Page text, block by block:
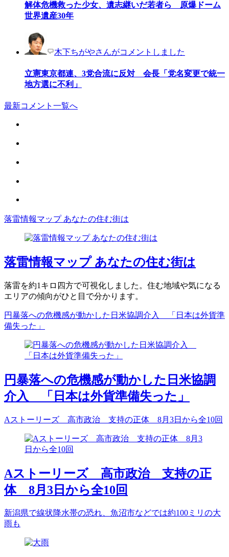
解体危機救った少女、遺志継いだ若者ら 原爆ドーム
世界遺産30年
木下ちがやさんがコメントしました
立憲東京都連、3党合流に反対 会長「党名変更で統一
地方選に不利」
最新コメント一覧へ
落雷情報マップ あなたの住む街は
落雷情報マップ あなたの住む街は
落雷を約1キロ四方で可視化しました。住む地域や気になる
エリアの傾向がひと目で分かります。
円暴落への危機感が動かした日米協調介入 「日本は外貨準
備失った」
円暴落への危機感が動かした日米協調
介入 「日本は外貨準備失った」
Aストーリーズ 高市政治 支持の正体 8月3日から全10回
Aストーリーズ 高市政治 支持の正
体 8月3日から全10回
新潟県で線状降水帯の恐れ、魚沼市などでは約100ミリの大
雨も